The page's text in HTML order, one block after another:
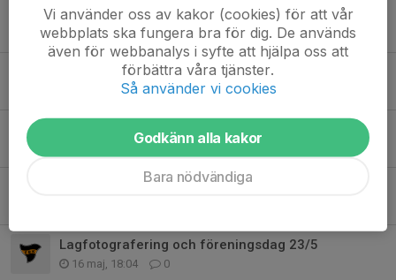
Information, lagindelning och schema Bullerby Cup
29 jul, 12:06 0
Inför Bullerby cup
9 jul, 20:41 1
Snart sommaruppehåll
Information F15
Lagfotografering och föreningsdag 23/5
16 maj, 18:04 0
Vi använder oss av kakor (cookies) för att vår
webbplats ska fungera bra för dig. De används
även för webbanalys i syfte att hjälpa oss att
förbättra våra tjänster.
Så använder vi cookies
Godkänn alla kakor
Bara nödvändiga